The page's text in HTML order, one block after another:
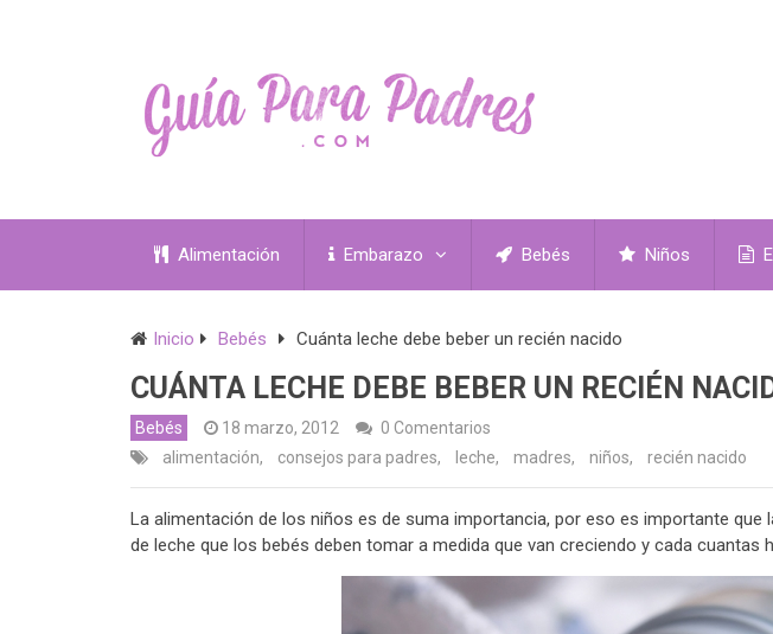
Alimentación Embarazo Bebés Niños
Inicio Bebés Cuánta leche debe beber un recién nacido
CUÁNTA LECHE DEBE BEBER UN RECIÉN
Bebés 18 marzo, 2012
0 Comentarios
alimentación, consejos para padres, leche, madres, niños, recién nacido
La alimentación de los niños es de suma importancia, por eso es importante que
de leche que los bebés deben tomar a medida que van creciendo y cada cuantas